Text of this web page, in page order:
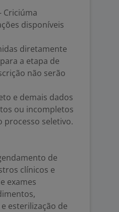
Criciúma
disponíveis
diretamente
a etapa de
não serão
e demais dados
ou incompletos
processo seletivo.
de
clínicos e
exames
esterilização de